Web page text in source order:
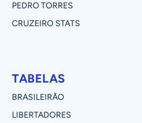
PEDRO TORRES
CRUZEIRO STATS
TABELAS
BRASILEIRÃO
LIBERTADORES